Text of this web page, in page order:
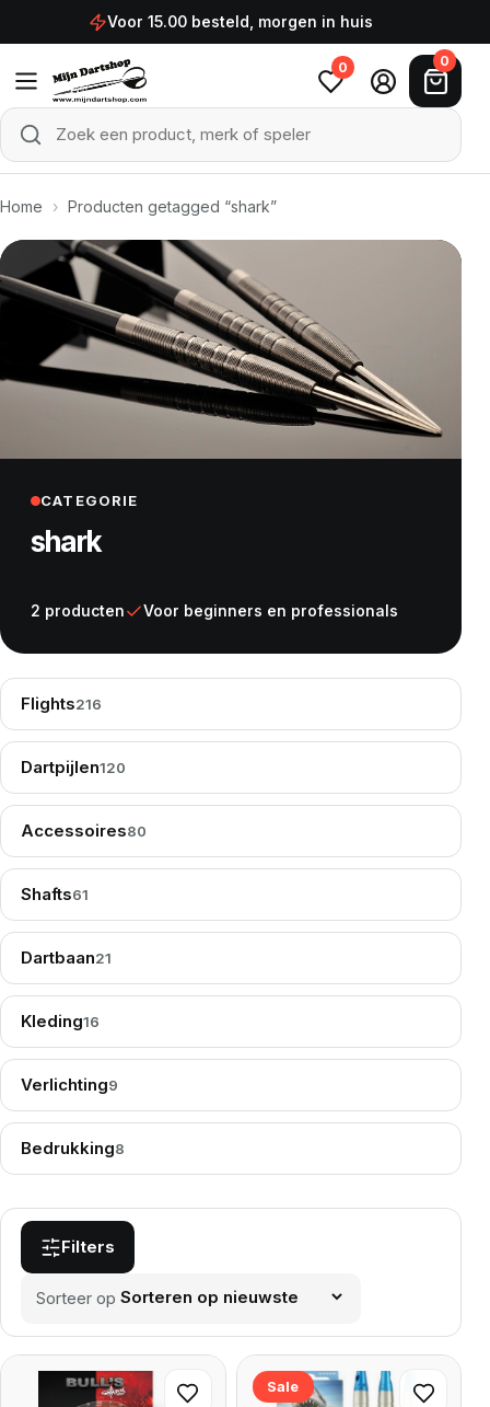
Ga naar de inhoudVoor 15.00 besteld, morgen in huis
Zoek een product, merk of speler
Zoeken
0 0
Home › Producten getagged “shark”
CATEGORIE
shark
2 producten Voor beginners en professionals
Flights216
Dartpijlen120
Accessoires80
Shafts61
Dartbaan21
Kleding16
Verlichting9
Bedrukking8
Filters
Sorteer op
Sale